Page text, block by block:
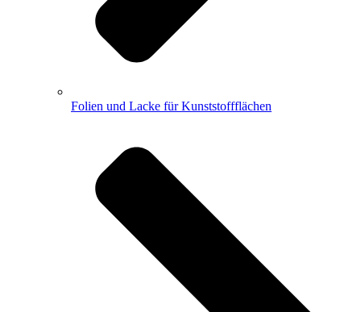
Folien und Lacke für Kunststoffflächen